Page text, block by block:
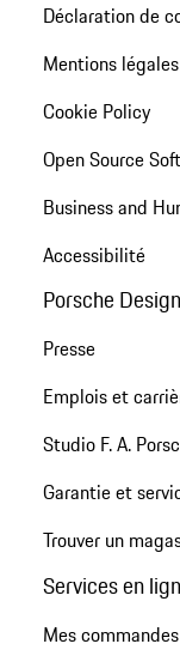
Déclaration de
Mentions légales
Cookie Policy
Open Source
Business and
Accessibilité
Porsche Design
Presse
Emplois et
Studio F. A.
Garantie et
Trouver un
Services en
Mes commandes